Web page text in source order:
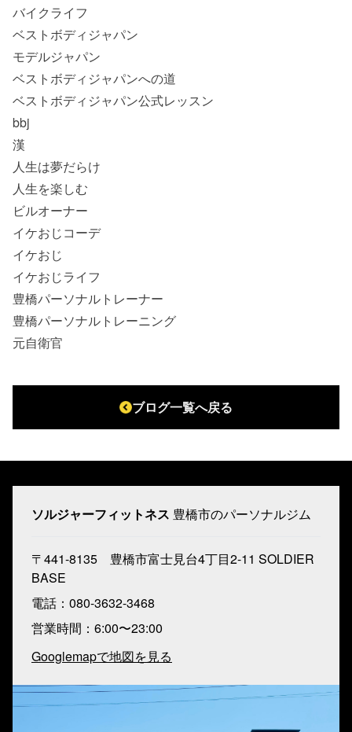
バイクライフ
ベストボディジャパン
モデルジャパン
ベストボディジャパンへの道
ベストボディジャパン公式レッスン
bbj
漢
人生は夢だらけ
人生を楽しむ
ビルオーナー
イケおじコーデ
イケおじ
イケおじライフ
豊橋パーソナルトレーナー
豊橋パーソナルトレーニング
元自衛官
ブログ一覧へ戻る
ソルジャーフィットネス 豊橋市のパーソナルジム
〒441-8135 豊橋市富士見台4丁目2-11 SOLDIER
BASE
電話：080-3632-3468
営業時間：6:00〜23:00
Googlemapで地図を見る